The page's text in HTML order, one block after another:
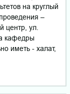
на круглый
–
центр, ул.
кафедры
иметь - халат,